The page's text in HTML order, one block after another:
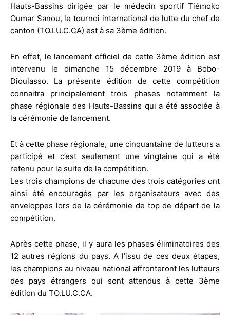
Hauts-Bassins dirigée par le médecin sportif Tiémoko
Oumar Sanou, le tournoi international de lutte du chef de
canton (TO.LU.C.CA) est à sa 3ème édition.
En effet, le lancement officiel de cette 3ème édition est
intervenu le dimanche 15 décembre 2019 à Bobo-
Dioulasso. La présente édition de cette compétition
connaitra principalement trois phases notamment la
phase régionale des Hauts-Bassins qui a été associée à
la cérémonie de lancement.
Et à cette phase régionale, une cinquantaine de lutteurs a
participé et c’est seulement une vingtaine qui a été
retenu pour la suite de la compétition.
Les trois champions de chacune des trois catégories ont
ainsi été encouragés par les organisateurs avec des
enveloppes lors de la cérémonie de top de départ de la
compétition.
Après cette phase, il y aura les phases éliminatoires des
12 autres régions du pays. A l’issu de ces deux étapes,
les champions au niveau national affronteront les lutteurs
des pays étrangers qui sont attendus à cette 3ème
édition du TO.LU.C.CA.